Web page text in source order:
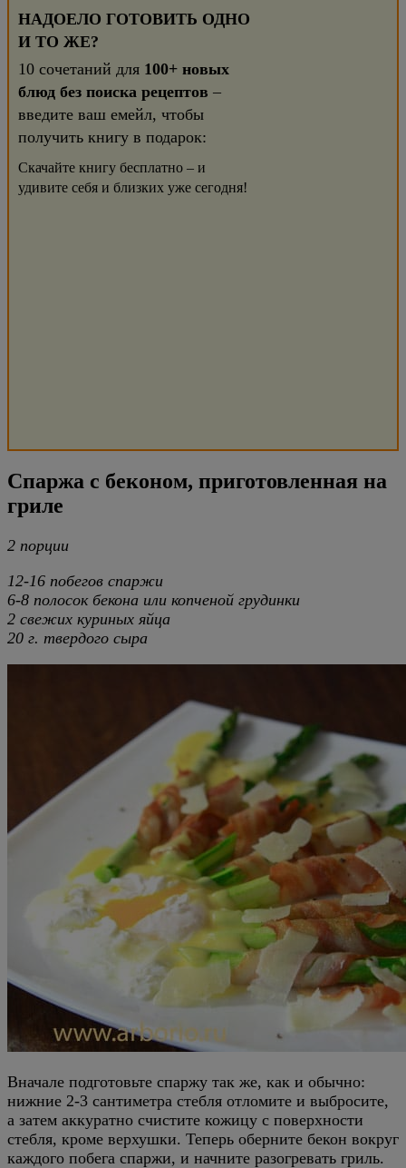
НАДОЕЛО ГОТОВИТЬ ОДНО
И ТО ЖЕ?
10 сочетаний для 100+ новых
блюд без поиска рецептов –
введите ваш емейл, чтобы
получить книгу в подарок:
Скачайте книгу бесплатно – и
удивите себя и близких уже сегодня!
Спаржа с беконом, приготовленная на
гриле
2 порции
12-16 побегов спаржи
6-8 полосок бекона или копченой грудинки
2 свежих куриных яйца
20 г. твердого сыра
Вначале подготовьте спаржу так же, как и обычно:
нижние 2-3 сантиметра стебля отломите и выбросите,
а затем аккуратно счистите кожицу с поверхности
стебля, кроме верхушки. Теперь оберните бекон вокруг
каждого побега спаржи, и начните разогревать гриль.